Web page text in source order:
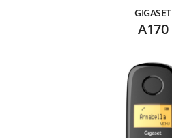
GIGASET
A170